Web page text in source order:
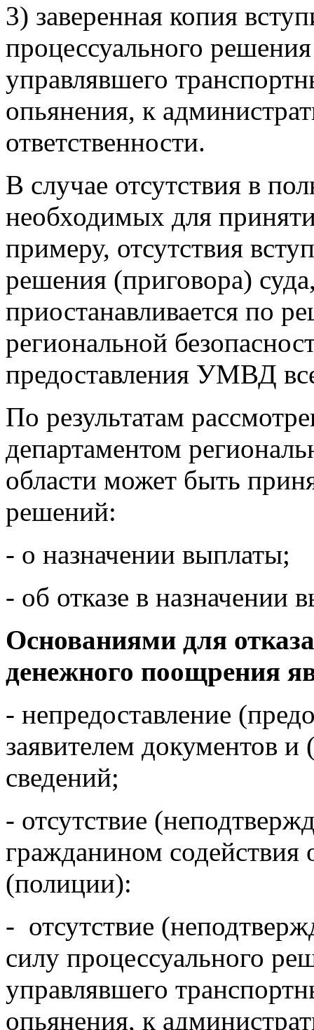
3) заверенная копия
процессуального
управлявшего
опьянения, к
ответственности.
В случае отсутствия в
необходимых для
примеру, отсутствия
решения (приговора)
приостанавливается по
региональной
предоставления УМВД
По результатам
департаментом
области может быть
решений:
- о назначении выплаты;
- об отказе в назначении
Основаниями для
денежного поощрения
- непредоставление
заявителем документов
сведений;
- отсутствие
гражданином содействия
(полиции):
- отсутствие
силу процессуального
управлявшего
опьянения, к